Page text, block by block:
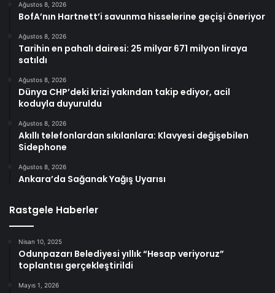
Ağustos 8, 2026
BofA’nın Hartnett’i savunma hisselerine geçişi öneriyor
Ağustos 8, 2026
Tarihin en pahalı dairesi: 25 milyar 671 milyon liraya
satıldı
Ağustos 8, 2026
Dünya CHP’deki krizi yakından takip ediyor, acil
koduyla duyuruldu
Ağustos 8, 2026
Akıllı telefonlardan sıkılanlara: Klavyesi değişebilen
Sidephone
Ağustos 8, 2026
Ankara’da Sağanak Yağış Uyarısı
Rastgele Haberler
Nisan 10, 2025
Odunpazarı Belediyesi yıllık “Hesap veriyoruz”
toplantısı gerçekleştirildi
Mayıs 1, 2026